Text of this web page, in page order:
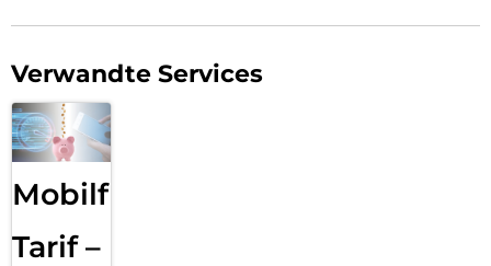
Verwandte Services
Mobilfunk
Tarif –